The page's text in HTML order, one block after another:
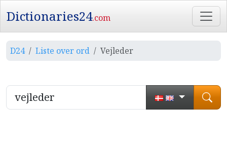
Dictionaries24.com
D24 Liste over ord Vejleder